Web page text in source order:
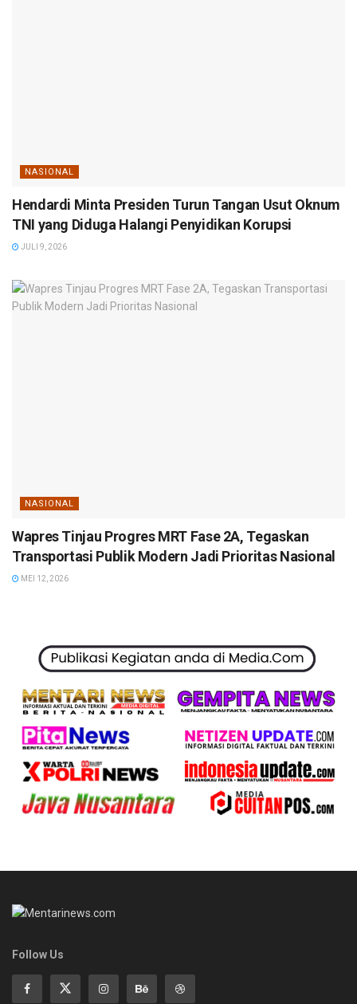
NASIONAL
Hendardi Minta Presiden Turun Tangan Usut Oknum
TNI yang Diduga Halangi Penyidikan Korupsi
JULI 9, 2026
NASIONAL
Wapres Tinjau Progres MRT Fase 2A, Tegaskan
Transportasi Publik Modern Jadi Prioritas Nasional
MEI 12, 2026
Follow Us